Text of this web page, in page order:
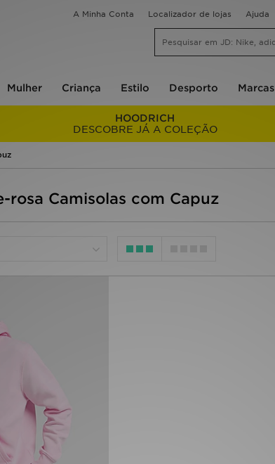
A Minha Conta Localizador de lojas Ajuda
Mulher Criança Estilo Desporto Marcas
HOODRICH
DESCOBRE JÁ A COLEÇÃO
rosa Camisolas com Capuz